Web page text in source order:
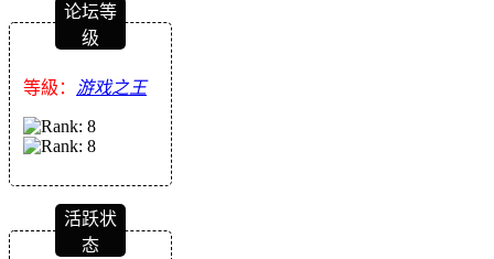
论坛等
级
等級： 游戏之王
活跃状
态